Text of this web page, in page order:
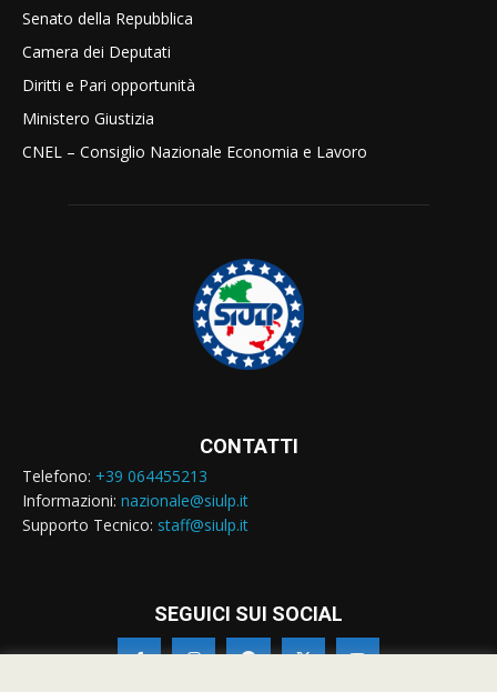
Senato della Repubblica
Camera dei Deputati
Diritti e Pari opportunità
Ministero Giustizia
CNEL – Consiglio Nazionale Economia e Lavoro
CONTATTI
Telefono: +39 064455213
Informazioni: nazionale@siulp.it
Supporto Tecnico: staff@siulp.it
SEGUICI SUI SOCIAL